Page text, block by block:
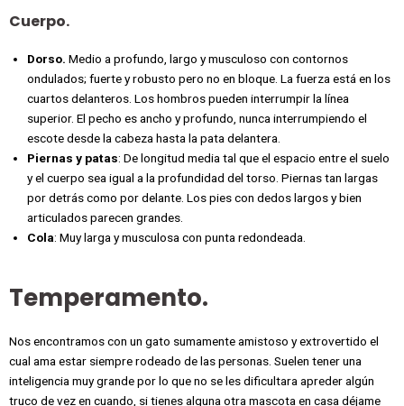
Cuerpo.
Dorso. Medio a profundo, largo y musculoso con contornos
ondulados; fuerte y robusto pero no en bloque. La fuerza está en los
cuartos delanteros. Los hombros pueden interrumpir la línea
superior. El pecho es ancho y profundo, nunca interrumpiendo el
escote desde la cabeza hasta la pata delantera.
Piernas y patas: De longitud media tal que el espacio entre el suelo
y el cuerpo sea igual a la profundidad del torso. Piernas tan largas
por detrás como por delante. Los pies con dedos largos y bien
articulados parecen grandes.
Cola: Muy larga y musculosa con punta redondeada.
Temperamento.
Nos encontramos con un gato sumamente amistoso y extrovertido el
cual ama estar siempre rodeado de las personas. Suelen tener una
inteligencia muy grande por lo que no se les dificultara apreder algún
truco de vez en cuando, si tienes alguna otra mascota en casa déjame